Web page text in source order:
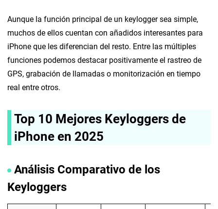
Aunque la función principal de un keylogger sea simple,
muchos de ellos cuentan con añadidos interesantes para
iPhone que les diferencian del resto. Entre las múltiples
funciones podemos destacar positivamente el rastreo de
GPS, grabación de llamadas o monitorización en tiempo
real entre otros.
Top 10 Mejores Keyloggers de
iPhone en 2025
Análisis Comparativo de los
Keyloggers